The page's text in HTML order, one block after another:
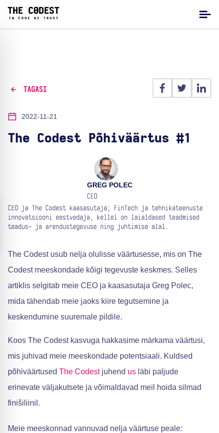
TAGASI
2022-11-21
The Codest Põhiväärtus #1
GREG POLEC
CEO
CEO ja The Codest kaasasutaja; FinTech ja tehnikateenuste
innovatsiooni eestvedaja, kellel on laialdased teadmised
teadus- ja arendustegevuse ning juhtimise alal.
The Codest usub nelja olulisse väärtusesse, mis on The
Codest meeskondade kõigi tegevuste keskmes. Selles
artiklis selgitab meie CEO ja kaasasutaja Greg Polec,
mida tähendab meie jaoks kiire tegutsemine ja
keskendumine suuremale pildile.
Koos The Codest kasvuga hakkasime märkama väärtusi,
mis juhivad meie meeskondade potentsiaali. Kuldsed
põhiväärtused The Codestjuhend us läbi paljude
erinevate väljakutsete ja võimaldavad meil hoida silmad
finišiliinil.
Meie meeskonnad vannuvad nelja väärtuse peale: